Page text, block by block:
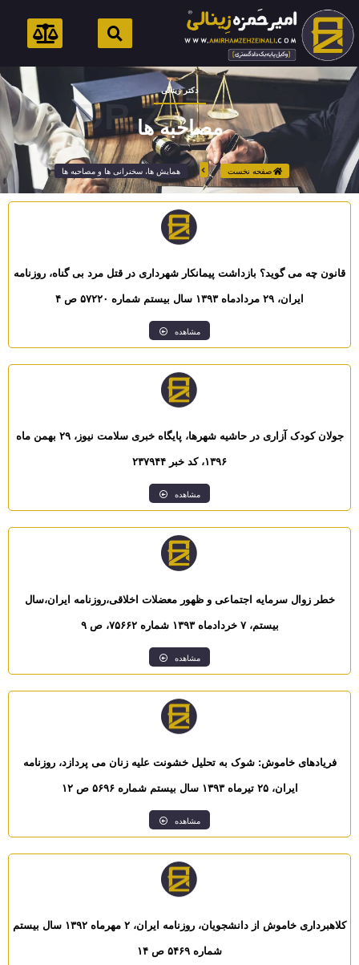
پرش
به
محتوا
DR.ZEINALI
دکتر زینالی
مصاحبه ها
صفحه نخست همایش ها، سخنرانی ها و مصاحبه ها
قانون چه می گوید؟ بازداشت پیمانکار شهرداری در قتل مرد بی گناه، روزنامه
ایران، ۲۹ مردادماه ۱۳۹۳ سال بیستم شماره ۵۷۲۲۰ ص ۴
مشاهده
جولان کودک آزاری در حاشیه شهرها، پایگاه خبری سلامت نیوز، ۲۹ بهمن ماه
۱۳۹۶، کد خبر ۲۳۷۹۴۴
مشاهده
خطر زوال سرمایه اجتماعی و ظهور معضلات اخلاقی،روزنامه ایران،سال
بیستم، ۷ خردادماه ۱۳۹۳ شماره ۷۵۶۶۲، ص ۹
مشاهده
فریادهای خاموش: شوک به تحلیل خشونت علیه زنان می پردازد، روزنامه
ایران، ۲۵ تیرماه ۱۳۹۳ سال بیستم شماره ۵۶۹۶ ص ۱۲
مشاهده
کلاهبرداری خاموش از دانشجویان، روزنامه ایران، ۲ مهرماه ۱۳۹۲ سال بیستم
شماره ۵۴۶۹ ص ۱۴